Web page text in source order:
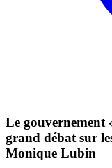
Le gouvernement
grand débat sur
Monique Lubin